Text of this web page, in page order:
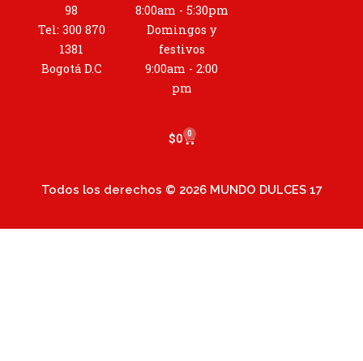
98
Tel: 300 870
1381
Bogotá D.C
8:00am - 5:30pm
Domingos y
festivos
9:00am - 2:00
pm
$0 0
Cart
Todos los derechos © 2026 MUNDO DULCES 17